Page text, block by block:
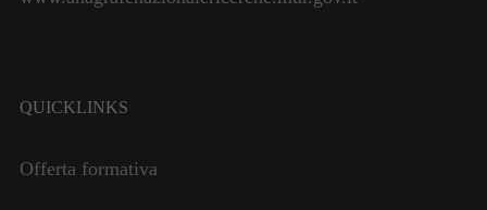
QUICKLINKS
Offerta formativa